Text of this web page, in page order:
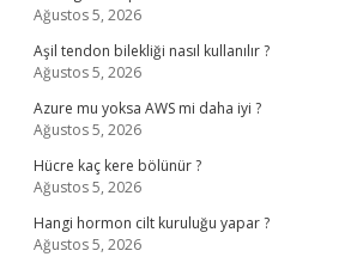
Ağustos 5, 2026
Aşil tendon bilekliği nasıl kullanılır ?
Ağustos 5, 2026
Azure mu yoksa AWS mi daha iyi ?
Ağustos 5, 2026
Hücre kaç kere bölünür ?
Ağustos 5, 2026
Hangi hormon cilt kuruluğu yapar ?
Ağustos 5, 2026